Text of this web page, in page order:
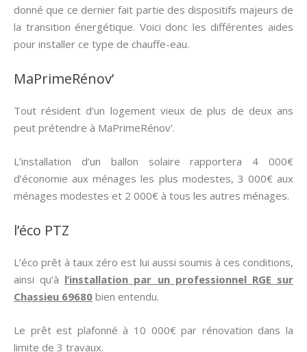
donné que ce dernier fait partie des dispositifs majeurs de
la transition énergétique. Voici donc les différentes aides
pour installer ce type de chauffe-eau.
MaPrimeRénov’
Tout résident d’un logement vieux de plus de deux ans
peut prétendre à MaPrimeRénov’.
L’installation d’un ballon solaire rapportera 4 000€
d’économie aux ménages les plus modestes, 3 000€ aux
ménages modestes et 2 000€ à tous les autres ménages.
l’éco PTZ
L’éco prêt à taux zéro est lui aussi soumis à ces conditions,
ainsi qu’à l’installation par un professionnel RGE sur
Chassieu 69680 bien entendu.
Le prêt est plafonné à 10 000€ par rénovation dans la
limite de 3 travaux.